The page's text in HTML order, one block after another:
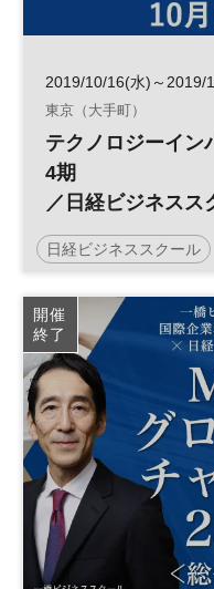
2019/10/16(水)～2019/
東京（大手町）
テクノロジーイ
4期
／日経ビジネスス
日経ビジネススクール
開催
終了